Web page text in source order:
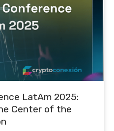
LatAm 2025:
Center of the